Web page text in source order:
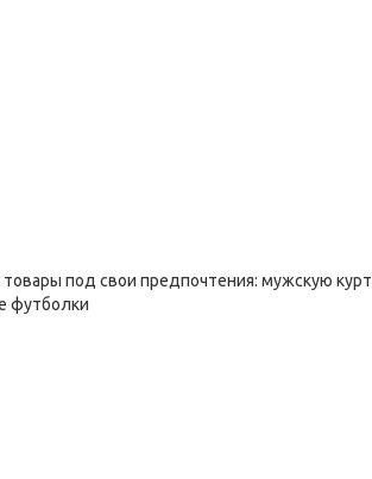
под свои предпочтения: мужскую
футболки